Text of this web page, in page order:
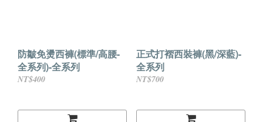
防皺免燙西褲(標準/高腰-
全系列)-全系列
NT$400
正式打褶西裝褲(黑/深藍)-
全系列
NT$700